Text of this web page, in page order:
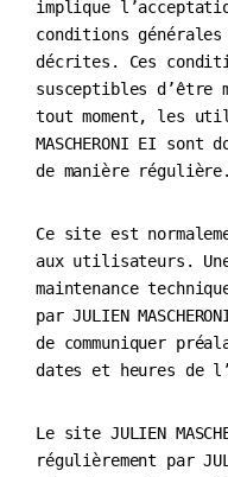
implique
conditions
décrites. Ces
susceptibles d’être
tout moment, les
MASCHERONI EI
de manière régulière.
Ce site est
aux utilisateurs.
maintenance
par JULIEN
de communiquer
dates et heures de
Le site JULIEN
régulièrement par